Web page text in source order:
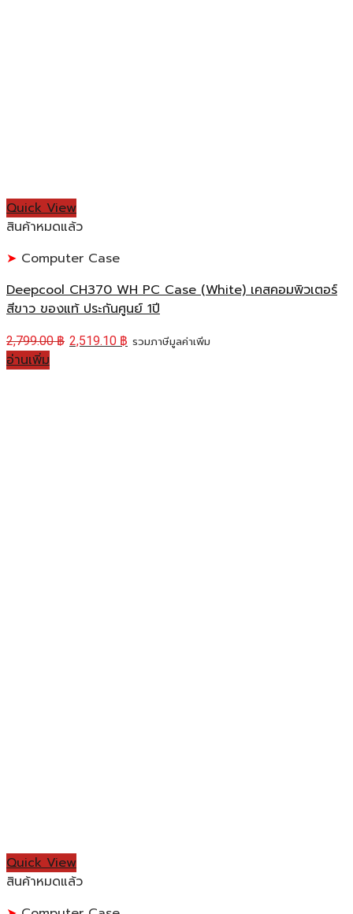
Quick View
สินค้าหมดแล้ว
Computer Case
Deepcool CH370 WH PC Case (White) เคสคอมพิวเตอร์
สีขาว ของแท้ ประกันศูนย์ 1ปี
2,799.00฿ 2,519.10 ฿ รวมภาษีมูลค่าเพิ่ม
อ่านเพิ่ม
Quick View
สินค้าหมดแล้ว